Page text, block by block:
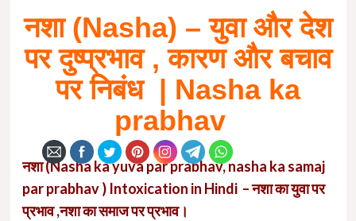
नशा (Nasha) – युवा और देश
पर दुष्प्रभाव , कारण और बचाव
पर निबंध | Nasha ka
prabhav
नशा (Nasha ka yuva par prabhav, nasha ka samaj
par prabhav ) Intoxication in Hindi – नशा का युवा पर
प्रभाव ,नशा का समाज पर प्रभाव।